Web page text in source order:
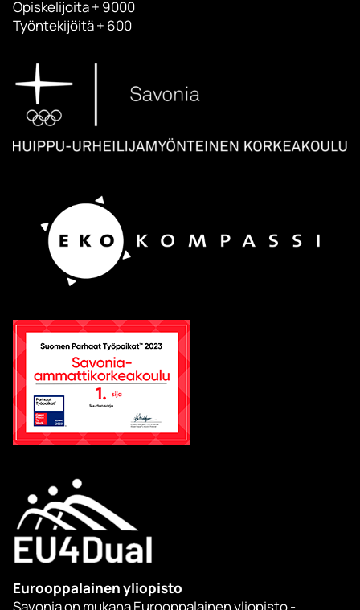
Opiskelijoita + 9000
Työntekijöitä + 600
Eurooppalainen yliopisto